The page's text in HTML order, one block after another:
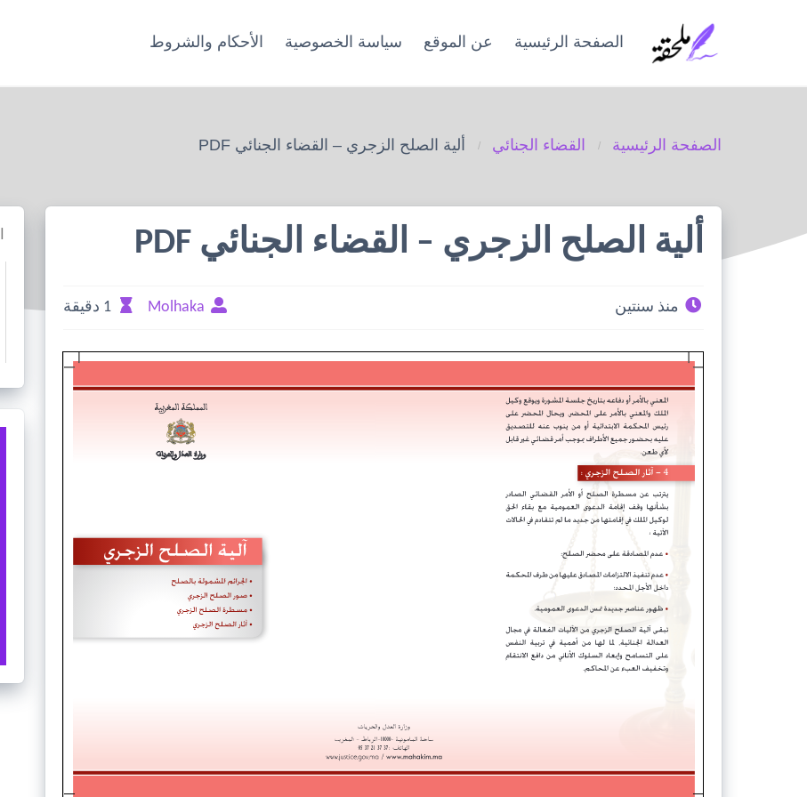
الصفحة الرئيسية عن الموقع سياسة الخصوصية الأحكام والشروط
الصفحة الرئيسية القضاء الجنائي ألية الصلح الزجري – القضاء الجنائي PDF
ألية الصلح الزجري – القضاء الجنائي PDF
منذ سنتين Molhaka 1 دقيقة